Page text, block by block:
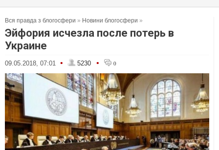
Вся правда з блогосфери » Новини блогосфери »
Эйфория исчезла после потерь в
Украине
09.05.2018, 07:01 • 5230 • 0